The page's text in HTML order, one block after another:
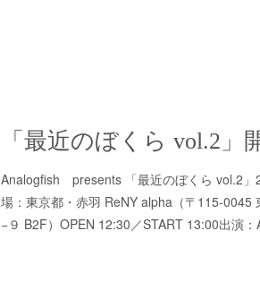
「最近のぼくら vol.2」
Analogfish presents 「最近のぼくら vol.2」
場：東京都・赤羽 ReNY alpha（〒115-0045
−９ B2F）OPEN 12:30／START 13:00出演